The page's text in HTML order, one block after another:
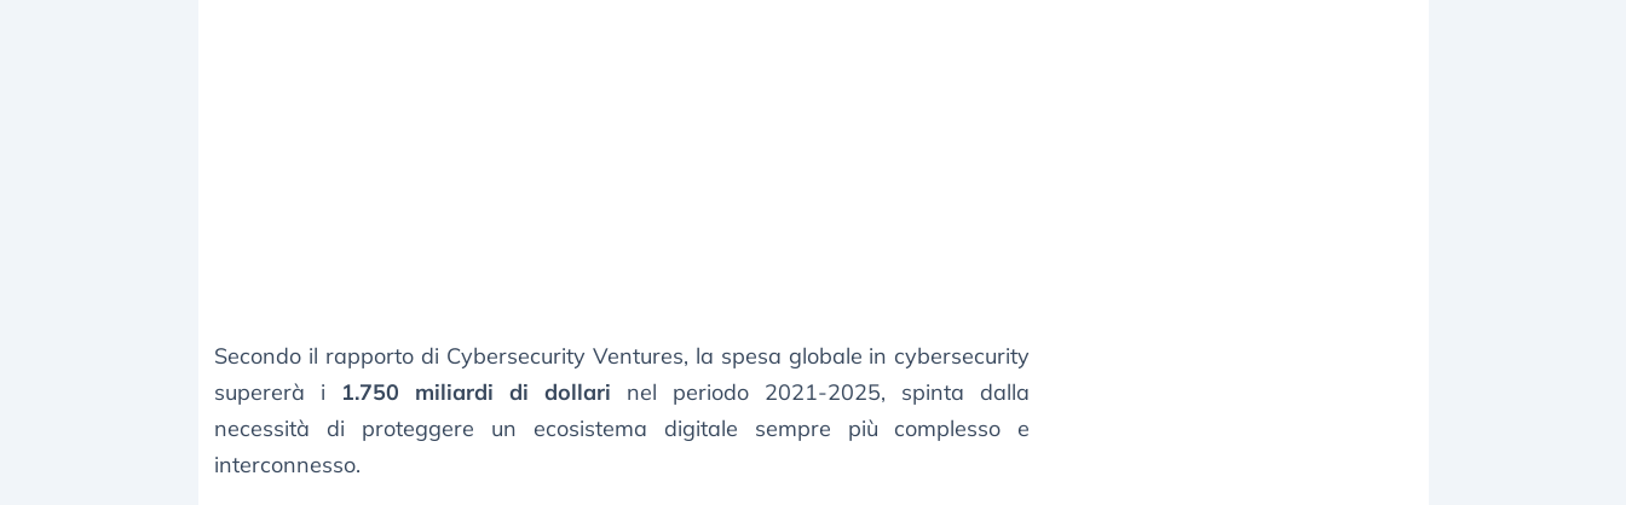
Secondo il rapporto di Cybersecurity Ventures, la spesa globale in cybersecurity
supererà i 1.750 miliardi di dollari nel periodo 2021-2025, spinta dalla
necessità di proteggere un ecosistema digitale sempre più complesso e
interconnesso.